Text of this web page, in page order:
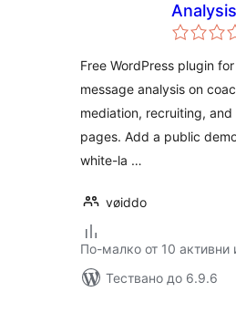
Free WordPress plugin
message analysis on
mediation, recruiting,
pages. Add a public
white-la …
vøiddo
По-малко от 10 активни
Тествано до 6.9.6